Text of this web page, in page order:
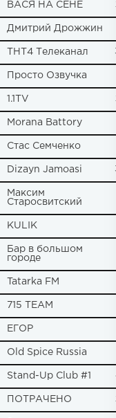
ВАСЯ НА СЕНЕ
Дмитрий Дрожжин
ТНТ4 Телеканал
Просто Озвучка
1.1TV
Morana Battory
Стас Семченко
Dizayn Jamoasi
Максим
Старосвитский
KULIK
Бар в большом
городе
Tatarka FM
715 TEAM
ЕГОР
Old Spice Russia
Stand-Up Club #1
ПОТРАЧЕНО